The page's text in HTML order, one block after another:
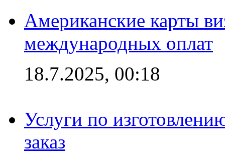
Американские карты
международных оплат
18.7.2025, 00:18
Услуги по
заказ